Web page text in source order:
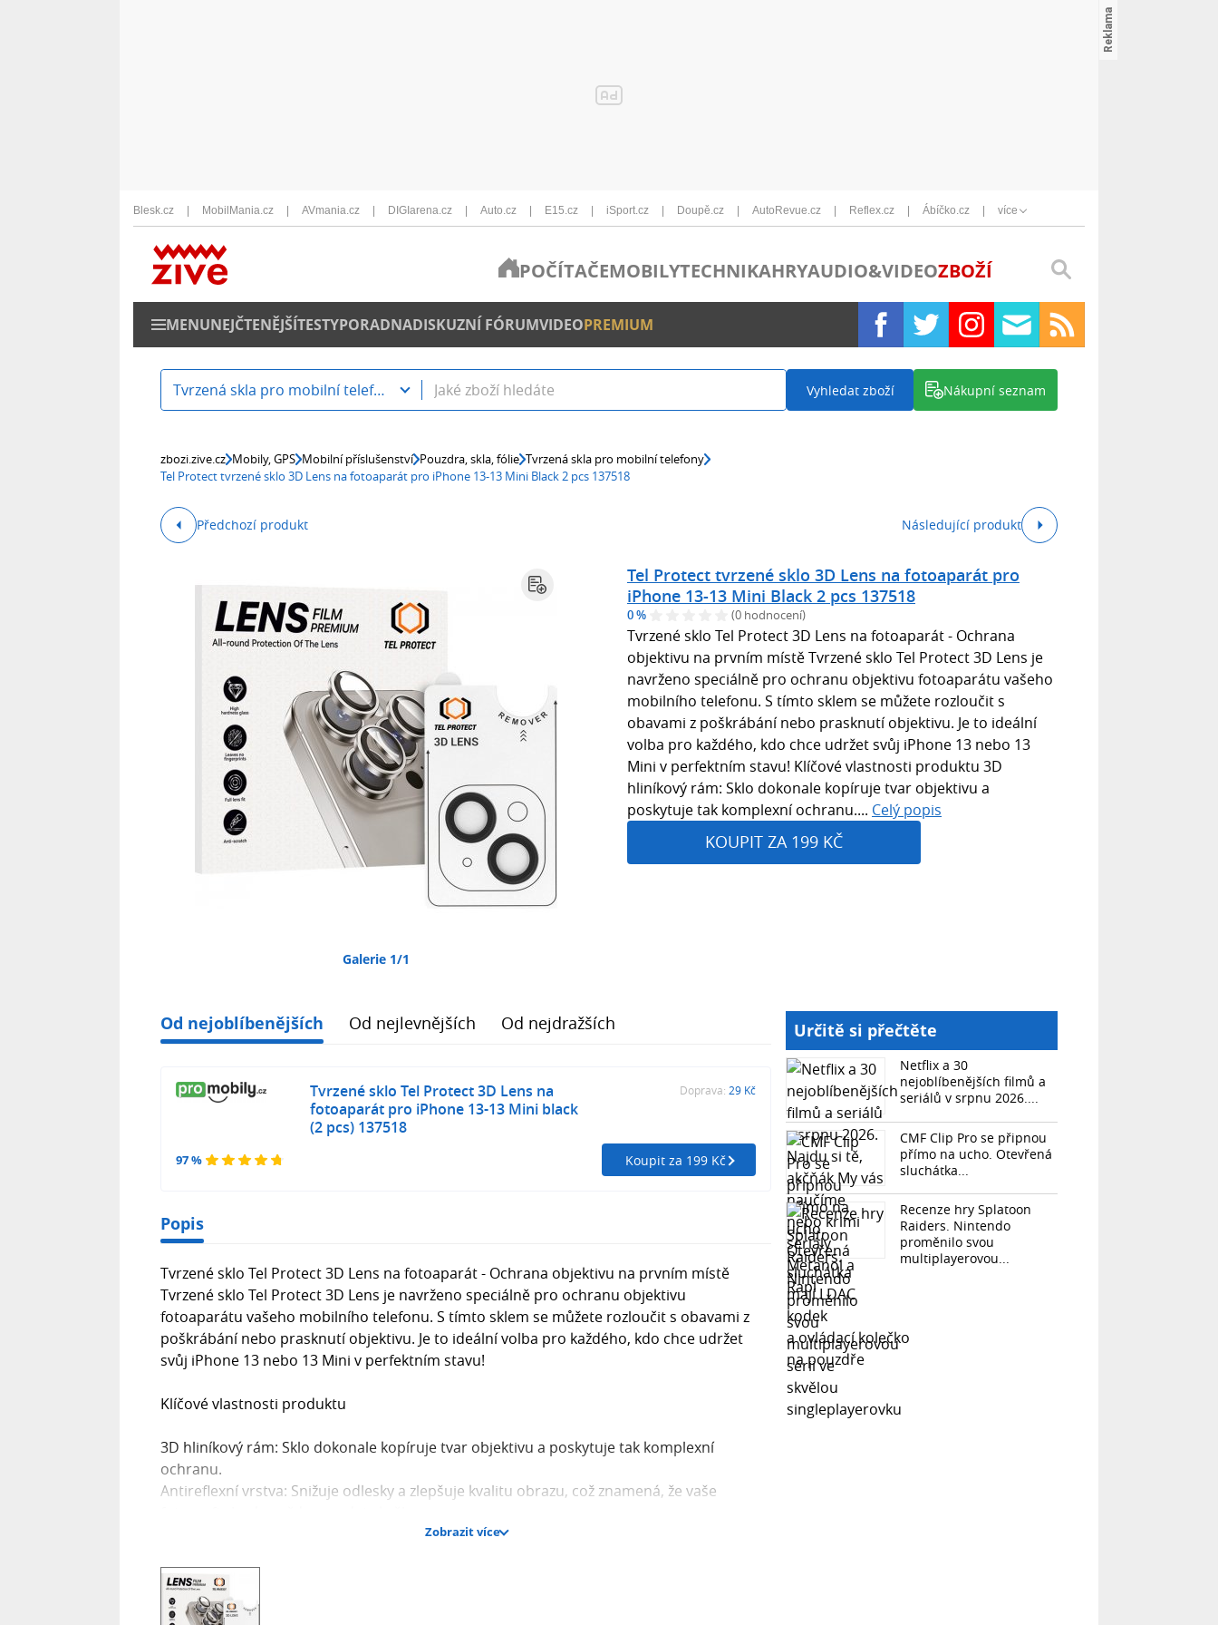
Blesk.cz MobilMania.cz AVmania.cz DIGIarena.cz Auto.cz E15.cz iSport.cz Doupě.cz AutoRevue.cz Reflex.cz Ábíčko.cz více
POČÍTAČEMOBILYTECHNIKAHRYAUDIO&VIDEOZBOŽÍ
MENUNEJČTENĚJŠÍTESTYPORADNADISKUZNÍ FÓRUMVIDEOPREMIUM
Tvrzená skla pro mobilní telefony Vyhledat zboží Nákupní seznam
zbozi.zive.cz Mobily, GPS Mobilní příslušenství Pouzdra, skla, fólie Tvrzená skla pro mobilní telefony
Tel Protect tvrzené sklo 3D Lens na fotoaparát pro iPhone 13-13 Mini Black 2 pcs 137518
Předchozí produkt Následující produkt
Galerie 1/1
Tel Protect tvrzené sklo 3D Lens na fotoaparát pro
iPhone 13-13 Mini Black 2 pcs 137518
0 % (0 hodnocení)
Tvrzené sklo Tel Protect 3D Lens na fotoaparát - Ochrana
objektivu na prvním místě Tvrzené sklo Tel Protect 3D Lens je
navrženo speciálně pro ochranu objektivu fotoaparátu vašeho
mobilního telefonu. S tímto sklem se můžete rozloučit s
obavami z poškrábání nebo prasknutí objektivu. Je to ideální
volba pro každého, kdo chce udržet svůj iPhone 13 nebo 13
Mini v perfektním stavu! Klíčové vlastnosti produktu 3D
hliníkový rám: Sklo dokonale kopíruje tvar objektivu a
poskytuje tak komplexní ochranu.... Celý popis
KOUPIT ZA 199 KČ
Od nejoblíbenějších Od nejlevnějších Od nejdražších
97 %
Tvrzené sklo Tel Protect 3D Lens na
fotoaparát pro iPhone 13-13 Mini black
(2 pcs) 137518
Doprava: 29 Kč
Koupit za 199 Kč
Popis
Tvrzené sklo Tel Protect 3D Lens na fotoaparát - Ochrana objektivu na prvním místě
Tvrzené sklo Tel Protect 3D Lens je navrženo speciálně pro ochranu objektivu
fotoaparátu vašeho mobilního telefonu. S tímto sklem se můžete rozloučit s obavami z
poškrábání nebo prasknutí objektivu. Je to ideální volba pro každého, kdo chce udržet
svůj iPhone 13 nebo 13 Mini v perfektním stavu!
Klíčové vlastnosti produktu
3D hliníkový rám: Sklo dokonale kopíruje tvar objektivu a poskytuje tak komplexní
ochranu.
Antireflexní vrstva: Snižuje odlesky a zlepšuje kvalitu obrazu, což znamená, že vaše
Mimořádná odolnost: Tvrzené sklo poskytuje vynikající ochranu proti poškození, takže se
Ultratenké provedení: S tloušťkou pouhých 0,2 mm zajišťuje kompatibilitu s většinou
pouzder, takže můžete mít svůj telefon chráněný bez kompromisů.
Zobrazit více
Určitě si přečtěte
Netflix a 30
nejoblíbenějších filmů a
seriálů v srpnu 2026....
CMF Clip Pro se připnou
přímo na ucho. Otevřená
sluchátka...
Recenze hry Splatoon
Raiders. Nintendo
proměnilo svou
multiplayerovou...